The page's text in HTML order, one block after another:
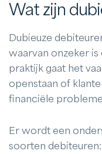
Wat zijn
Dubieuze
waarvan onzeker is
praktijk gaat het
openstaan of
financiële
Er wordt een
soorten debiteuren: